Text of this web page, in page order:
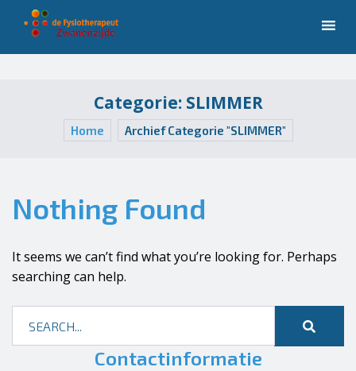
Categorie: SLIMMER
Home Archief Categorie "SLIMMER"
Nothing Found
It seems we can’t find what you’re looking for. Perhaps
searching can help.
Contactinformatie